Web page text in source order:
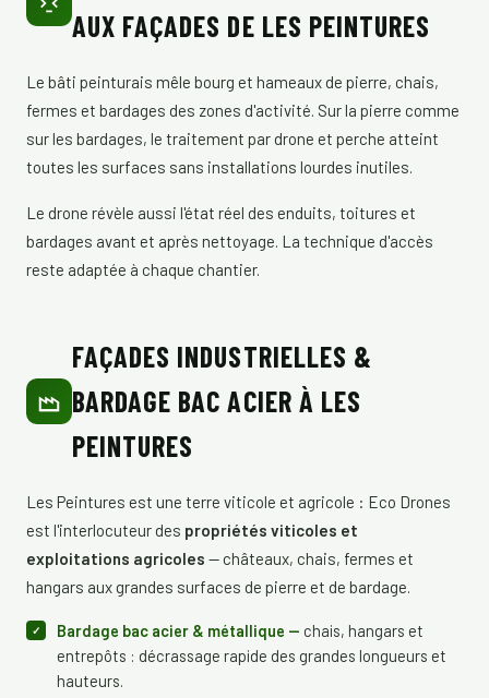
AUX FAÇADES DE LES PEINTURES
Le bâti peinturais mêle bourg et hameaux de pierre, chais,
fermes et bardages des zones d'activité. Sur la pierre comme
sur les bardages, le traitement par drone et perche atteint
toutes les surfaces sans installations lourdes inutiles.
Le drone révèle aussi l'état réel des enduits, toitures et
bardages avant et après nettoyage. La technique d'accès
reste adaptée à chaque chantier.
FAÇADES INDUSTRIELLES &
BARDAGE BAC ACIER À LES
PEINTURES
Les Peintures est une terre viticole et agricole : Eco Drones
est l'interlocuteur des propriétés viticoles et
exploitations agricoles — châteaux, chais, fermes et
hangars aux grandes surfaces de pierre et de bardage.
Bardage bac acier & métallique — chais, hangars et
entrepôts : décrassage rapide des grandes longueurs et
hauteurs.